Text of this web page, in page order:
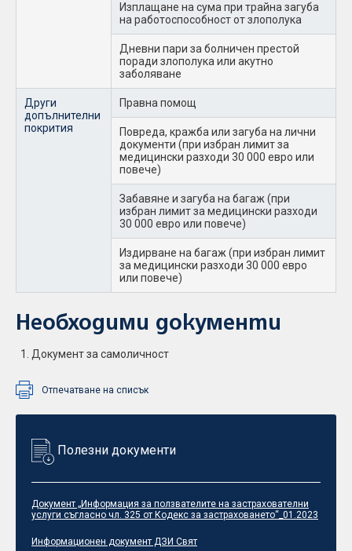
Изплащане на сума при трайна загуба
на работоспособност от злополука
Дневни пари за болничен престой
поради злополука или акутно
заболяване
Други
допълнителни
покрития
Правна помощ
Повреда, кражба или загуба на лични
документи (при избран лимит за
медицински разходи 30 000 евро или
повече)
Забавяне и загуба на багаж (при
избран лимит за медицински разходи
30 000 евро или повече)
Издирване на багаж (при избран лимит
за медицински разходи 30 000 евро
или повече)
Необходими документи
Документ за самоличност
Отпечатване на списък
Полезни документи
Документ „Информация за ползвателите на застрахователни
услуги съгласно чл. 325 от Кодекс за застраховането“_01.2023
Информационен документ ДЗИ Свят